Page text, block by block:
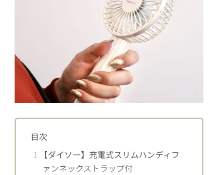
目次
1 【ダイソー】充電式スリムハンディフ
ァンネックストラップ付